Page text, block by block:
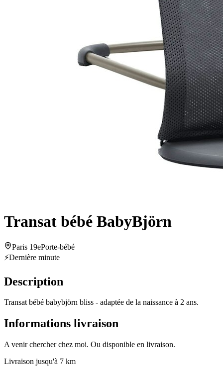
Transat bébé BabyBjörn
Paris 19ePorte-bébé
⚡Dernière minute
Description
Transat bébé babybjörn bliss - adaptée de la naissance à 2 ans.
Informations livraison
A venir chercher chez moi. Ou disponible en livraison.
Livraison jusqu'à 7 km